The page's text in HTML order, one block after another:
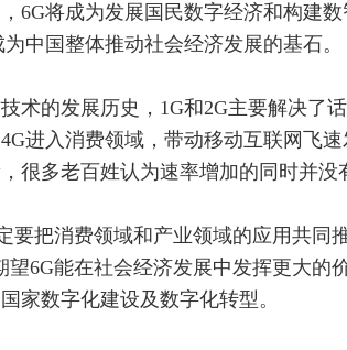
6G将成为发展国民数字经济和构建
中国整体推动社会经济发展的基石。
术的发展历史，1G和2G主要解决了话
4G进入消费领域，带动移动互联网 飞
很多老百姓认为速率增加的同时并没
要把消费领域和产业领域的应用共同
望6G能在社会经济发展中发挥更大的
家数字化建设及数字化转型。